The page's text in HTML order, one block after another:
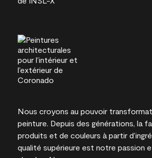
Nous croyons au pouvoir
peinture. Depuis des générations, la
produits et de couleurs à partir
qualité supérieure est notre passion